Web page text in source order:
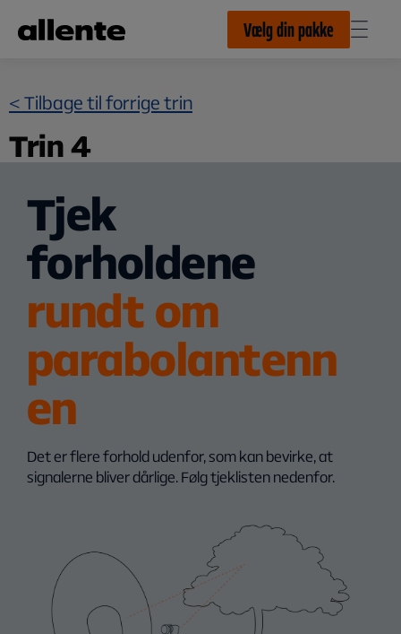
Vælg din pakke
< Tilbage til forrige trin
Trin 4
Tjek
forholdene
rundt om
parabolantenn
en
Det er flere forhold udenfor, som kan bevirke, at
signalerne bliver dårlige. Følg tjeklisten nedenfor.